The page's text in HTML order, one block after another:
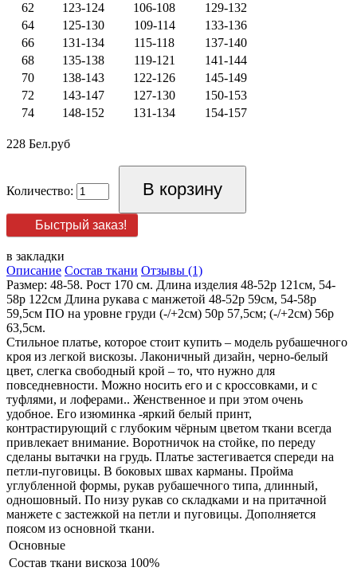
62
123-124 106-108
129-132
64
125-130 109-114
133-136
66
131-134 115-118
137-140
68
135-138 119-121
141-144
70
138-143 122-126
145-149
72
143-147 127-130
150-153
74
148-152 131-134 154-157
228 Бел.руб
Количество:
Быстрый заказ!
в закладки
Описание Состав ткани Отзывы (1)
Размер: 48-58. Рост 170 см. Длина изделия 48-52р 121см, 54-
58р 122см Длина рукава с манжетой 48-52р 59см, 54-58р
59,5см ПО на уровне груди (-/+2см) 50р 57,5см; (-/+2см) 56р
63,5см.
Стильное платье, которое стоит купить – модель рубашечного
кроя из легкой вискозы. Лаконичный дизайн, черно-белый
цвет, слегка свободный крой – то, что нужно для
повседневности. Можно носить его и с кроссовками, и с
туфлями, и лоферами.. Женственное и при этом очень
удобное. Его изюминка -яркий белый принт,
контрастирующий с глубоким чёрным цветом ткани всегда
привлекает внимание. Воротничок на стойке, по переду
сделаны вытачки на грудь. Платье застегивается спереди на
петли-пуговицы. В боковых швах карманы. Пройма
углубленной формы, рукав рубашечного типа, длинный,
одношовный. По низу рукав со складками и на притачной
манжете с застежкой на петли и пуговицы. Дополняется
поясом из основной ткани.
Основные
Состав ткани вискоза 100%